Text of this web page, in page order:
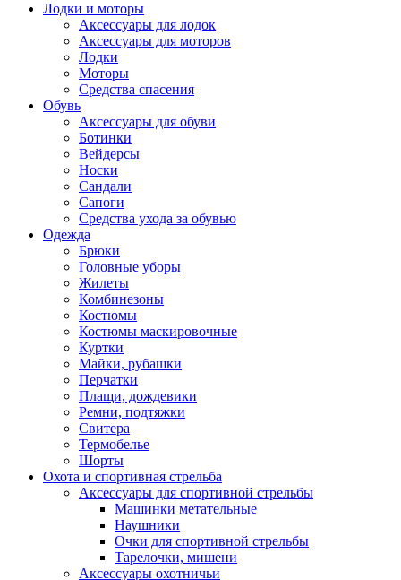
Лодки и моторы
Аксессуары для лодок
Аксессуары для моторов
Лодки
Моторы
Средства спасения
Обувь
Аксессуары для обуви
Ботинки
Вейдерсы
Носки
Сандали
Сапоги
Средства ухода за обувью
Одежда
Брюки
Головные уборы
Жилеты
Комбинезоны
Костюмы
Костюмы маскировочные
Куртки
Майки, рубашки
Перчатки
Плащи, дождевики
Ремни, подтяжки
Свитера
Термобелье
Шорты
Охота и спортивная стрельба
Аксессуары для спортивной стрельбы
Машинки метательные
Наушники
Очки для спортивной стрельбы
Тарелочки, мишени
Аксессуары охотничьи